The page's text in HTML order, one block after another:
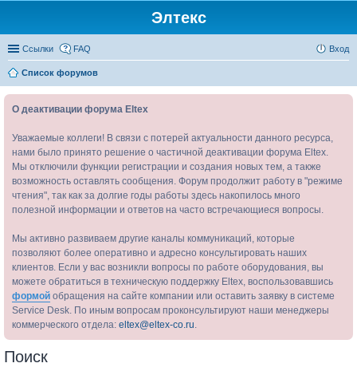
Элтекс
Ссылки FAQ Вход
Список форумов
О деактивации форума Eltex
Уважаемые коллеги! В связи с потерей актуальности данного ресурса,
нами было принято решение о частичной деактивации форума Eltex.
Мы отключили функции регистрации и создания новых тем, а также
возможность оставлять сообщения. Форум продолжит работу в "режиме
чтения", так как за долгие годы работы здесь накопилось много
полезной информации и ответов на часто встречающиеся вопросы.
Мы активно развиваем другие каналы коммуникаций, которые
позволяют более оперативно и адресно консультировать наших
клиентов. Если у вас возникли вопросы по работе оборудования, вы
можете обратиться в техническую поддержку Eltex, воспользовавшись
формой обращения на сайте компании или оставить заявку в системе
Service Desk. По иным вопросам проконсультируют наши менеджеры
коммерческого отдела: eltex@eltex-co.ru.
Поиск